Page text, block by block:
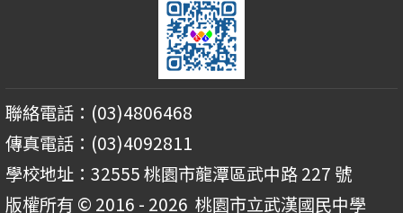
聯絡電話：(03)4806468
傳真電話：(03)4092811
學校地址：32555 桃園市龍潭區武中路 227 號
版權所有 © 2016 - 2026 桃園市立武漢國民中學